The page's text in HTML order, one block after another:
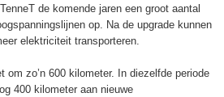
de komende jaren een groot aantal
op. Na de upgrade kunnen
elektriciteit transporteren.
om zo’n 600 kilometer. In diezelfde periode
400 kilometer aan nieuwe